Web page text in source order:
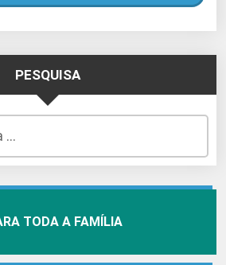
PESQUISA
TODA A FAMÍLIA